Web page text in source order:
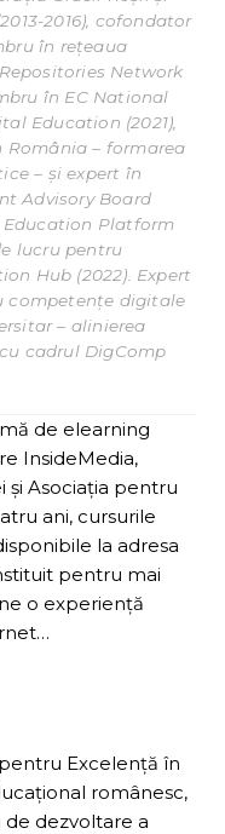
2016), cofondator
în rețeaua
Network
în EC National
Education (2021),
România – formarea
– și expert în
Advisory Board
Education Platform
lucru pentru
Hub (2022). Expert
competențe digitale
– alinierea
cadrul DigComp
de elearning
InsideMedia,
şi Asociaţia pentru
ani, cursurile
la adresa
pentru mai
o experienţă
Excelenţă în
românesc,
de dezvoltare a